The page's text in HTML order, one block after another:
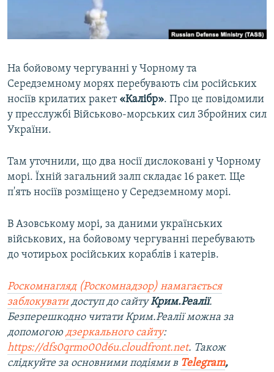
УКРАЇНСЬКА ПРОБЛЕМА КРИМУ
Усі сайти RFE/RL
На бойовому чергуванні у Чорному та
Середземному морях перебувають сім російських
носіїв крилатих ракет «Калібр». Про це повідомили
у пресслужбі Військово-морських сил Збройних сил
України.
Там уточнили, що два носії дислоковані у Чорному
морі. Їхній загальний залп складає 16 ракет. Ще
п'ять носіїв розміщено у Середземному морі.
В Азовському морі, за даними українських
військових, на бойовому чергуванні перебувають
до чотирьох російських кораблів і катерів.
Роскомнагляд (Роскомнадзор) намагається
заблокуватидоступ до сайтуКрим.Реалії.
Безперешкодно читати Крим.Реалії можна за
допомогою дзеркального сайту:
https://dfs0qrmo00d6u.cloudfront.net. Також
слідкуйте за основними подіями в Telegram,